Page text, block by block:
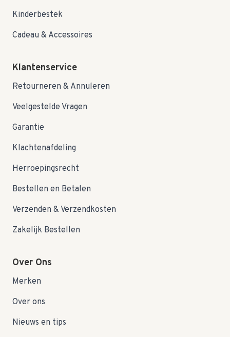
Kinderbestek
Cadeau & Accessoires
Klantenservice
Retourneren & Annuleren
Veelgestelde Vragen
Garantie
Klachtenafdeling
Herroepingsrecht
Bestellen en Betalen
Verzenden & Verzendkosten
Zakelijk Bestellen
Over Ons
Merken
Over ons
Nieuws en tips